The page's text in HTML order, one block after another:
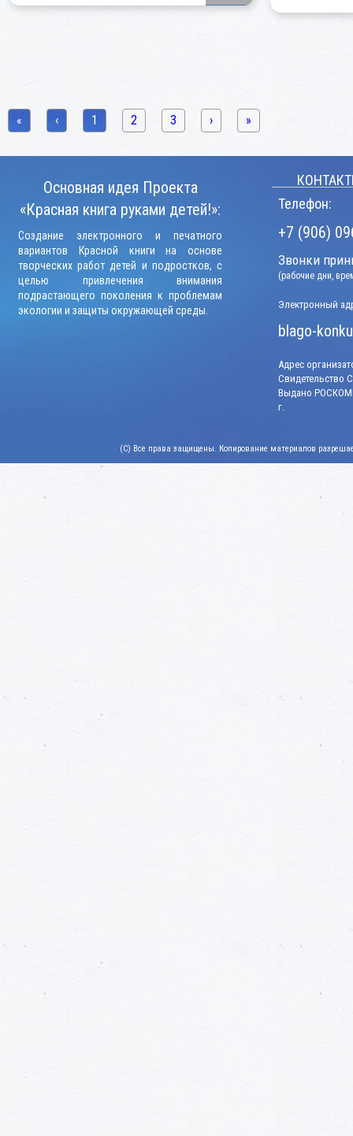
« ‹ 1 2 3 › »
Основная идея Проекта
«Красная книга руками детей!»:
Создание электронного и печатного
вариантов Красной книги на основе
творческих работ детей и подростков, с
целью привлечения внимания
подрастающего поколения к проблемам
экологии и защиты окружающей среды.
Телефон:
+7 (906)
Звонки
(рабочие дни,
Электронный
blago-
Адрес
Свидетельство
Выдано
г.
(C) Все права защищены. Копирование материалов